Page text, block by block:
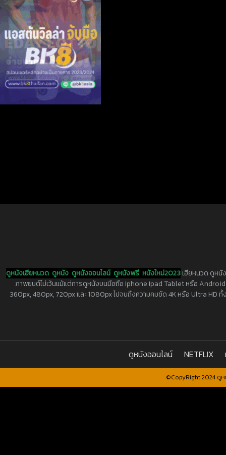
ดูหนังเฮียหนวด ดูหนัง ดูหนังออนไลน์ ดูหนังฟรี หนังใหม่2023เฮียหนวด ดูหนั
ภาพยนต์ไม่เว้นแม้แต่การดูหนังบนมือถือ Iphone Ipad Tablet หรือ
360px, 480px, 720px และ 1080px ไปจนถึงความคมชัด 4K หรือ Ultra HD
ดูหนังออนไลน์ NETFLIX
©CopyRight 2024 ดู